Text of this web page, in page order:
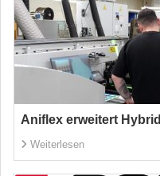
Aniflex erweitert
Weiterlesen